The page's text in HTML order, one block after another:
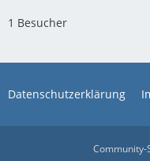
1 Besucher
Datenschutzerklärung
Community-